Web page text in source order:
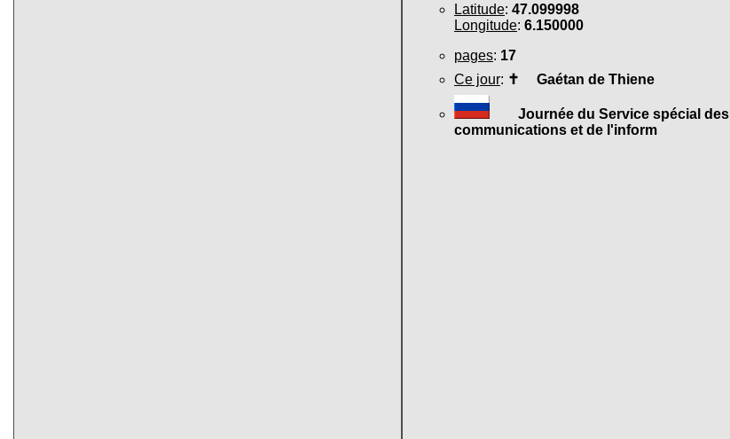
Latitude: 47.099998
Longitude: 6.150000
pages: 17
Ce jour: ✝ Gaétan de Thiene
Journée du Service spécial des
communications et de l'inform